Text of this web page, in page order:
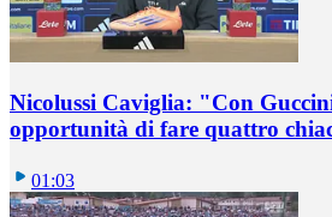
Nicolussi Caviglia: "Con
opportunità di fare quattro
01:03